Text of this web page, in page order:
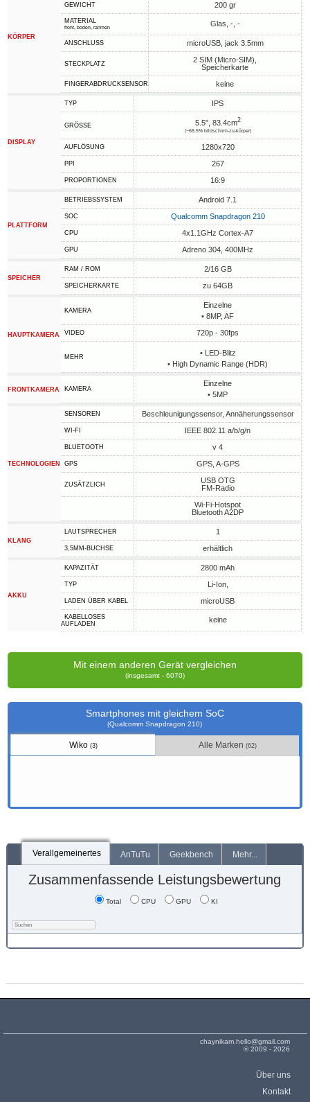
KÖRPER
GEWICHT 200 gr
MATERIAL
front, boden, rahmen Glas, -, -
ANSCHLUSS microUSB, jack 3.5mm
STECKPLATZ
2 SIM (Micro-SIM),
Speicherkarte
FINGERABDRUCKSENSOR keine
DISPLAY
TYP IPS
GRÖSSE 5.5", 83.4cm2
(~68.5% bildschirm-zu-körper)
AUFLÖSUNG 1280x720
PPI 267
PROPORTIONEN 16:9
PLATTFORM
BETRIEBSSYSTEM Android 7.1
SOC Qualcomm Snapdragon 210
CPU 4x1.1GHz Cortex-A7
GPU Adreno 304, 400MHz
SPEICHER
RAM / ROM 2/16 GB
SPEICHERKARTE zu 64GB
HAUPTKAMERA
KAMERA
Einzelne
• 8MP, AF
VIDEO 720p - 30fps
MEHR
• LED-Blitz
• High Dynamic Range (HDR)
FRONTKAMERA KAMERA
Einzelne
• 5MP
TECHNOLOGIEN
SENSOREN Beschleunigungssensor, Annäherungssensor
WI-FI IEEE 802.11 a/b/g/n
BLUETOOTH v 4
GPS GPS, A-GPS
ZUSÄTZLICH
USB OTG
FM-Radio
Wi-Fi-Hotspot
Bluetooth A2DP
KLANG
LAUTSPRECHER 1
3,5MM-BUCHSE erhältlich
AKKU
KAPAZITÄT 2800 mAh
TYP Li-Ion,
LADEN ÜBER KABEL microUSB
KABELLOSES
AUFLADEN
keine
Mit einem anderen Gerät vergleichen
(insgesamt - 6070)
Smartphones mit gleichem SoC
(Qualcomm Snapdragon 210)
Wiko (3) Alle Marken (62)
Verallgemeinertes AnTuTu Geekbench Mehr...
Zusammenfassende Leistungsbewertung
Total CPU GPU KI
chaynikam.hello@gmail.com
© 2009 - 2026
Über uns
Kontakt